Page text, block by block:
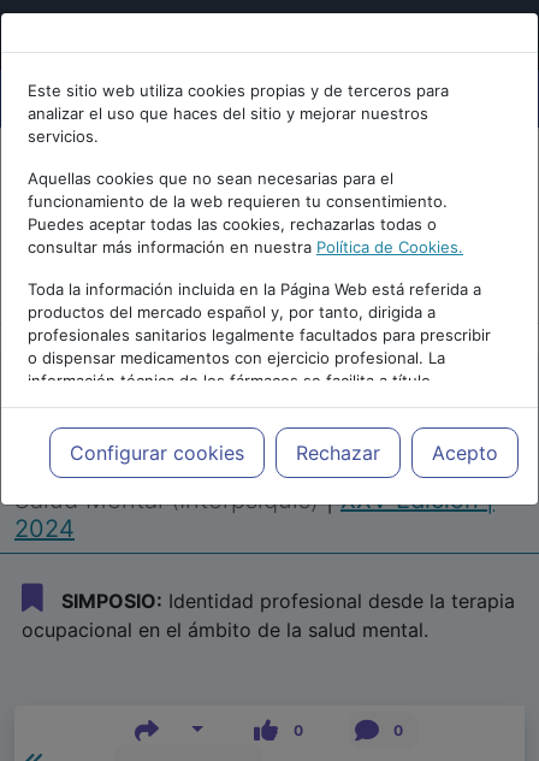
Este sitio web utiliza cookies propias y de terceros para
analizar el uso que haces del sitio y mejorar nuestros
servicios.
Aquellas cookies que no sean necesarias para el
funcionamiento de la web requieren tu consentimiento.
Puedes aceptar todas las cookies, rechazarlas todas o
consultar más información en nuestra Política de Cookies.
Toda la información incluida en la Página Web está referida a
productos del mercado español y, por tanto, dirigida a
profesionales sanitarios legalmente facultados para prescribir
o dispensar medicamentos con ejercicio profesional. La
información técnica de los fármacos se facilita a título
meramente informativo, siendo responsabilidad de los
profesionales facultados prescribir medicamentos y decidir, en
cada caso concreto, el tratamiento más adecuado a las
necesidades del paciente.
Configurar cookies Rechazar Acepto
Repositorio de Artículos |Congreso Virtual
Internacional de Psiquiatría, Psicología y
Salud Mental (Interpsiquis)|XXV Edición |
2024
SIMPOSIO: Identidad profesional desde la terapia
ocupacional en el ámbito de la salud mental.
0 0